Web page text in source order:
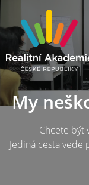
My
Chcete být
Jediná cesta vede